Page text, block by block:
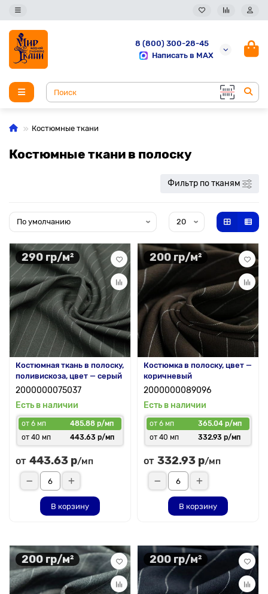
8 (800) 300-28-45
Написать в MAX
Костюмные ткани
Костюмные ткани в полоску
Фильтр по тканям
290 гр/м²
Костюмная ткань в полоску,
поливискоза, цвет — серый
2000000075037
Есть в наличии
от 6 мп
485.88 р/мп
от 40 мп
443.63 р/мп
от 443.63 р/мп
В корзину
200 гр/м²
Костюмка в полоску, цвет —
коричневый
2000000089096
Есть в наличии
от 6 мп
365.04 р/мп
от 40 мп
332.93 р/мп
от 332.93 р/мп
В корзину
200 гр/м² 200 гр/м²